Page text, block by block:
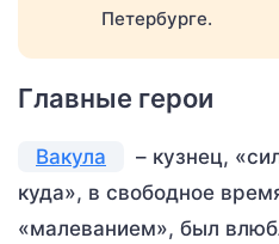
Петербурге.
Главные герои
Вакула
– кузнец,
куда», в свободное
«малеванием», был